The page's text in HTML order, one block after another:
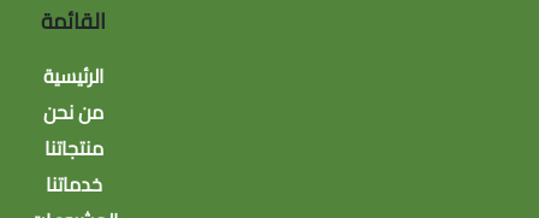
القائمة
الرئيسية
من نحن
منتجاتنا
خدماتنا